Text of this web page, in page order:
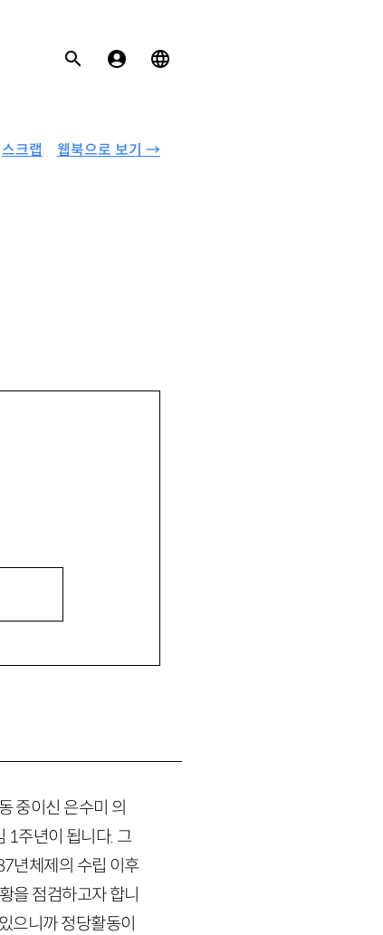
웹북으로 보기 →
스크랩
중이신 은수미 의
1주년이 됩니다. 그
년체제의 수립 이후
을 점검하고자 합니
으니까 정당활동이